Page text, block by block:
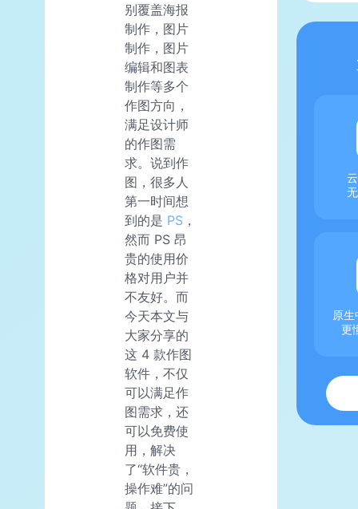
别覆盖海报
制作，图片
制作，图片
编辑和图表
制作等多个
作图方向，
满足设计师
的作图需
求。说到作
图，很多人
第一时间想
到的是 PS ，
然而 PS 昂
贵的使用价
格对用户并
不友好。而
今天本文与
大家分享的
这 4 款作图
软件，不仅
可以满足作
图需求，还
可以免费使
用，解决
了“软件贵，
操作难”的问
原生
更